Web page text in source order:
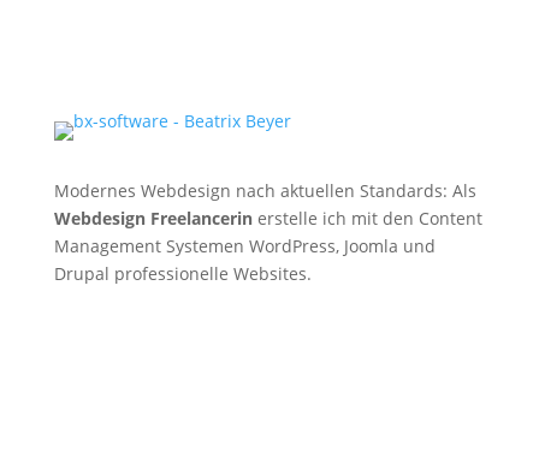
Modernes Webdesign nach aktuellen Standards: Als
Webdesign Freelancerinerstelle ich mit den Content
Management Systemen WordPress, Joomla und
Drupal professionelle Websites.